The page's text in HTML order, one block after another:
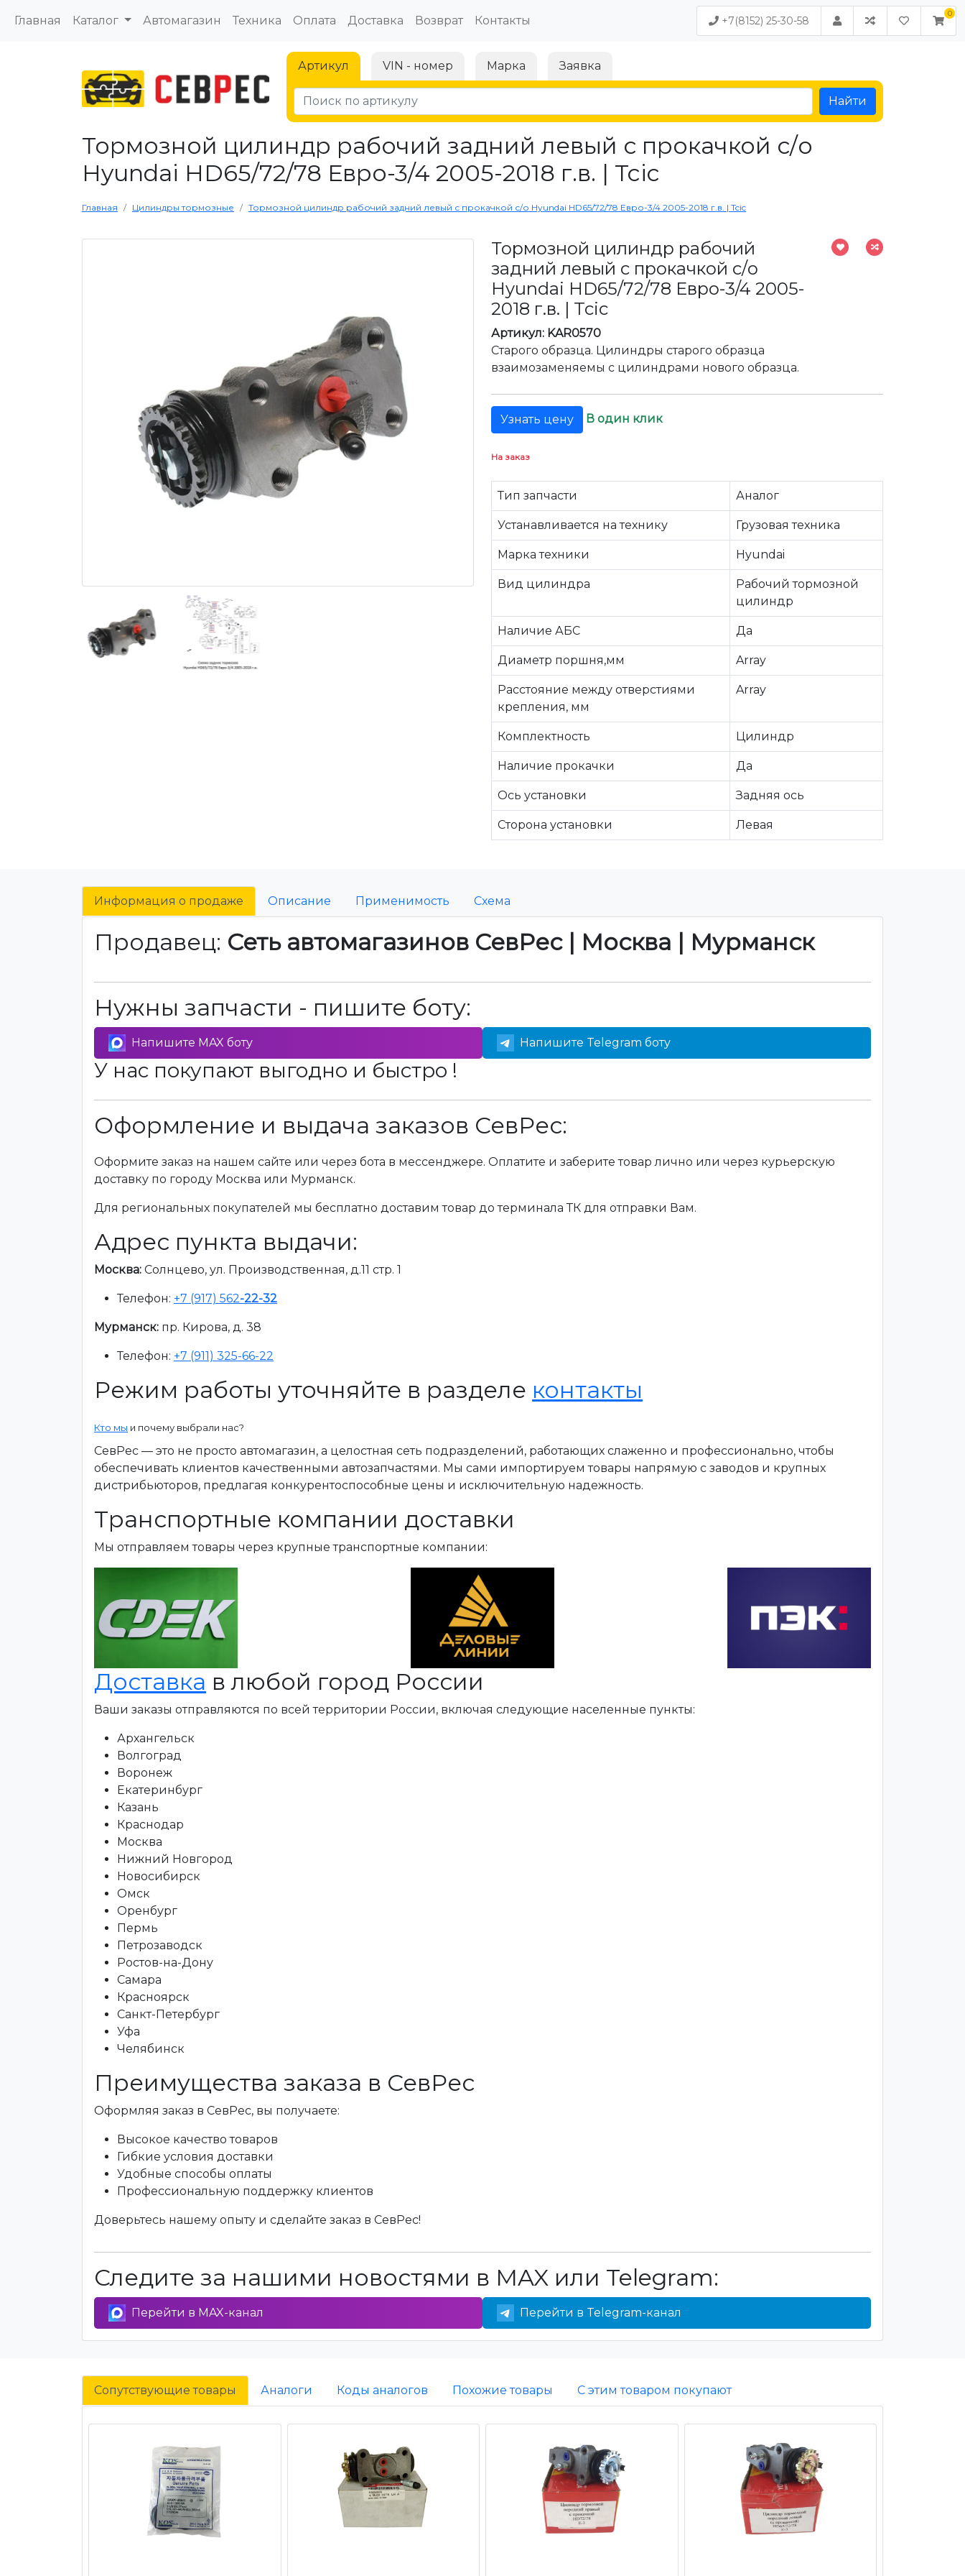
Главная Каталог Автомагазин Техника Оплата Доставка Возврат Контакты +7(8152) 25-30-58
Артикул VIN - номер Марка Заявка
Найти
Тормозной цилиндр рабочий задний левый с прокачкой с/о
Hyundai HD65/72/78 Евро-3/4 2005-2018 г.в. | Tcic
Главная Цилиндры тормозные Тормозной цилиндр рабочий задний левый с прокачкой с/о Hyundai HD65/72/78 Евро-3/4 2005-2018 г.в. | Tcic
Тормозной цилиндр рабочий
задний левый с прокачкой с/о
Hyundai HD65/72/78 Евро-3/4 2005-
2018 г.в. | Tcic
Артикул: KAR0570
Старого образца. Цилиндры старого образца
взаимозаменяемы с цилиндрами нового образца.
Узнать цену В один клик
На заказ
Тип запчасти Аналог
Устанавливается на технику Грузовая техника
Марка техники Hyundai
Вид цилиндра
Рабочий тормозной
цилиндр
Наличие АБС Да
Диаметр поршня,мм Array
Расстояние между отверстиями
крепления, мм
Array
Комплектность Цилиндр
Наличие прокачки Да
Ось установки Задняя ось
Сторона установки Левая
Информация о продаже Описание Применимость Схема
Продавец: Сеть автомагазинов СевРес | Москва | Мурманск
Нужны запчасти - пишите боту:
Напишите MAX боту Напишите Telegram боту
У нас покупают выгодно и быстро !
Оформление и выдача заказов СевРес:
Оформите заказ на нашем сайте или через бота в мессенджере. Оплатите и заберите товар лично или через курьерскую
доставку по городу Москва или Мурманск.
Для региональных покупателей мы бесплатно доставим товар до терминала ТК для отправки Вам.
Адрес пункта выдачи:
Москва: Солнцево, ул. Производственная, д.11 стр. 1
Телефон: +7 (917) 562-22-32
Мурманск: пр. Кирова, д. 38
Телефон: +7 (911) 325-66-22
Режим работы уточняйте в разделе контакты
Кто мы и почему выбрали нас?
СевРес — это не просто автомагазин, а целостная сеть подразделений, работающих слаженно и профессионально, чтобы
обеспечивать клиентов качественными автозапчастями. Мы сами импортируем товары напрямую с заводов и крупных
дистрибьюторов, предлагая конкурентоспособные цены и исключительную надежность.
Транспортные компании доставки
Мы отправляем товары через крупные транспортные компании:
Доставка в любой город России
Ваши заказы отправляются по всей территории России, включая следующие населенные пункты:
Архангельск
Волгоград
Воронеж
Екатеринбург
Казань
Краснодар
Москва
Нижний Новгород
Новосибирск
Омск
Оренбург
Пермь
Петрозаводск
Ростов-на-Дону
Самара
Красноярск
Санкт-Петербург
Уфа
Челябинск
Преимущества заказа в СевРес
Оформляя заказ в СевРес, вы получаете:
Высокое качество товаров
Гибкие условия доставки
Удобные способы оплаты
Профессиональную поддержку клиентов
Доверьтесь нашему опыту и сделайте заказ в СевРес!
Следите за нашими новостями в MAX или Telegram:
Перейти в MAX-канал Перейти в Telegram-канал
Сопутствующие товары Аналоги Коды аналогов Похожие товары С этим товаром покупают